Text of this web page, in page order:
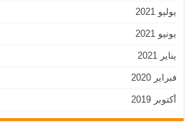
يوليو 2021
يونيو 2021
يناير 2021
فبراير 2020
أكتوبر 2019